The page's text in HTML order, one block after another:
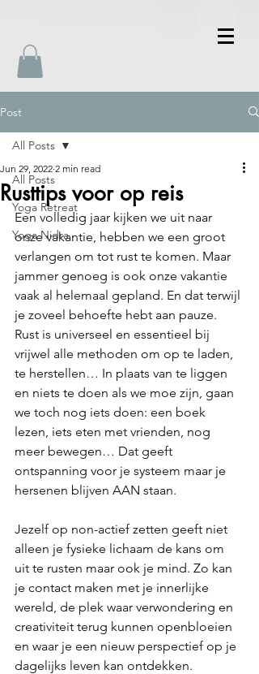
Post
All Posts
Yoga Retreat
Yoga Nidra
All Posts
Rusttips voor op reis
Jun 29, 2022 2 min read
Een volledig jaar kijken we uit naar
onze vakantie, hebben we een groot
verlangen om tot rust te komen. Maar
jammer genoeg is ook onze vakantie
vaak al helemaal gepland. En dat terwijl
je zoveel behoefte hebt aan pauze.
Rust is universeel en essentieel bij
vrijwel alle methoden om op te laden,
te herstellen… In plaats van te liggen
en niets te doen als we moe zijn, gaan
we toch nog iets doen: een boek
lezen, iets eten met vrienden, nog
meer bewegen… Dat geeft
ontspanning voor je systeem maar je
hersenen blijven AAN staan.
Jezelf op non-actief zetten geeft niet
alleen je fysieke lichaam de kans om
uit te rusten maar ook je mind. Zo kan
je contact maken met je innerlijke
wereld, de plek waar verwondering en
creativiteit terug kunnen openbloeien
en waar je een nieuw perspectief op je
dagelijks leven kan ontdekken.